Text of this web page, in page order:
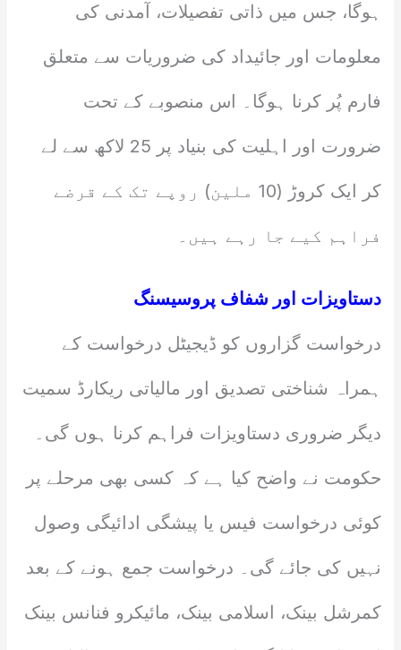
ہوگا، جس میں ذاتی تفصیلات، آمدنی کی
معلومات اور جائیداد کی ضروریات سے متعلق
فارم پُر کرنا ہوگا۔ اس منصوبے کے تحت
ضرورت اور اہلیت کی بنیاد پر 25 لاکھ سے لے
کر ایک کروڑ (10 ملین) روپے تک کے قرضے
فراہم کیے جا رہے ہیں۔
دستاویزات اور شفاف پروسیسنگ
درخواست گزاروں کو ڈیجیٹل درخواست کے
ہمراہ شناختی تصدیق اور مالیاتی ریکارڈ سمیت
دیگر ضروری دستاویزات فراہم کرنا ہوں گی۔
حکومت نے واضح کیا ہے کہ کسی بھی مرحلے پر
کوئی درخواست فیس یا پیشگی ادائیگی وصول
نہیں کی جائے گی۔ درخواست جمع ہونے کے بعد
کمرشل بینک، اسلامی بینک، مائیکرو فنانس بینک